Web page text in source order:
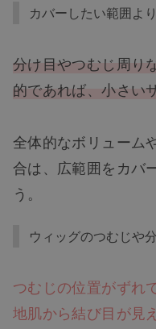
カバーしたい範囲よ
分け目やつむじ周り
的であれば、小さい
全体的なボリューム
合は、広範囲をカバ
う。
ウィッグのつむじや
つむじの位置がずれ
地肌から結び目が見